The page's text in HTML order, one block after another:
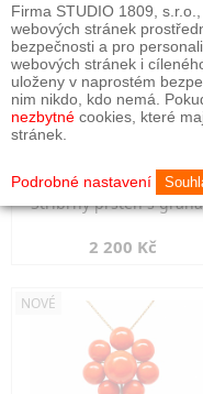
Stříbrný prsten s
2 200 Kč
NOVÉ
Firma STUDIO 1809,
webových stránek
bezpečnosti a pro
webových stránek i
uloženy v naprostém
nim nikdo, kdo nemá.
nezbytné cookies, které
stránek.
Podrobné nastavení